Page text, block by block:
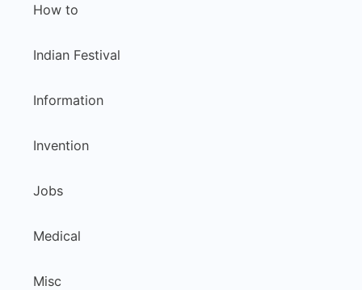
How to
Indian Festival
Information
Invention
Jobs
Medical
Misc